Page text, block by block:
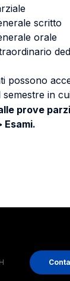
scritto
orale
possono
semestre in
prove
Esami.